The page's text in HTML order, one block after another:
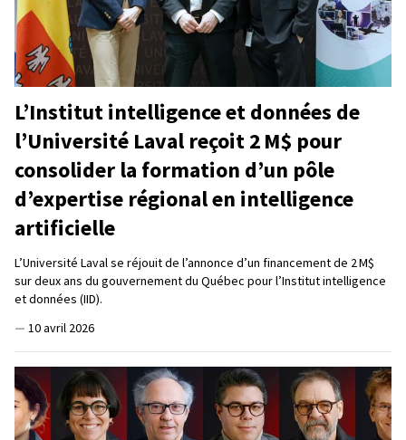
L’Institut intelligence et données de
l’Université Laval reçoit 2 M$ pour
consolider la formation d’un pôle
d’expertise régional en intelligence
artificielle
L’Université Laval se réjouit de l’annonce d’un financement de 2 M$
sur deux ans du gouvernement du Québec pour l’Institut intelligence
et données (IID).
— 10 avril 2026